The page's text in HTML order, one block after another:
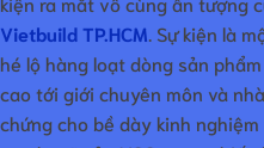
Vietbuild TP.HCM . Sự kiện là
hé lộ hàng loạt dòng sản phẩm
cao tới giới chuyên môn và
chứng cho bề dày kinh